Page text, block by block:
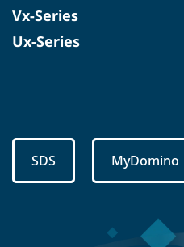
Vx-Series
Ux-Series
SDS MyDomino